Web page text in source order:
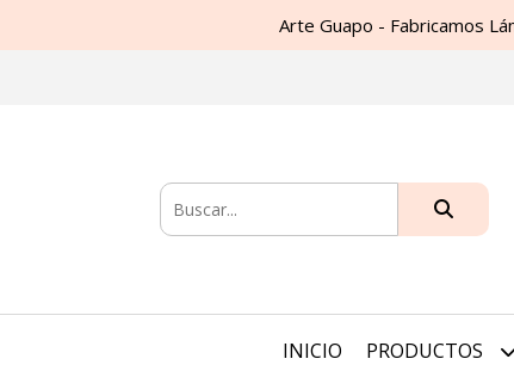
Arte Guapo - Fabricamos
INICIO PRODUCTOS